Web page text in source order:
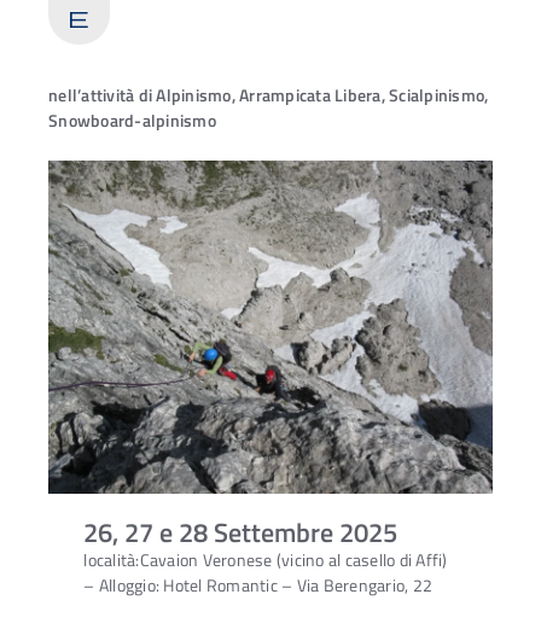
e
nell’attività di Alpinismo, Arrampicata Libera, Scialpinismo,
Snowboard-alpinismo
26, 27 e 28Settembre 2025
località:Cavaion Veronese (vicino al casello di Affi)
– Alloggio: Hotel Romantic – Via Berengario, 22